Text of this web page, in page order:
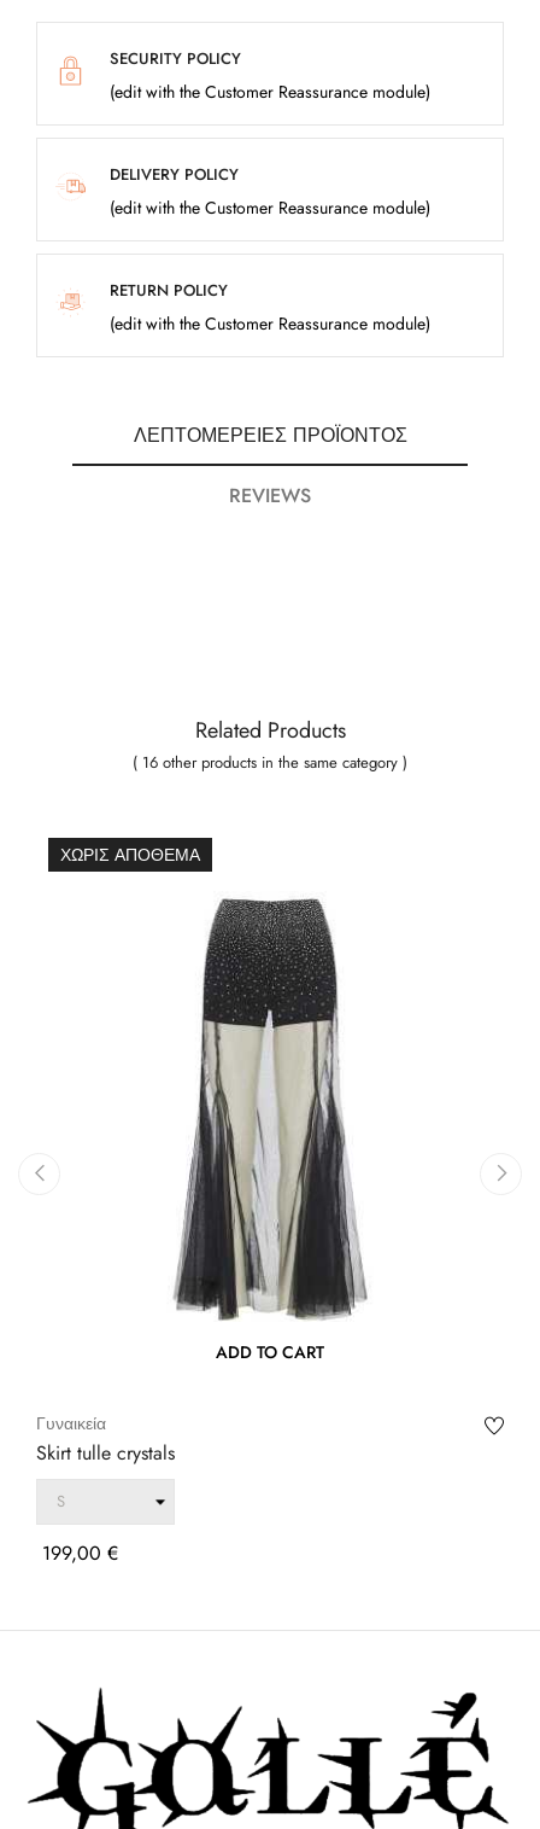
SECURITY POLICY
(edit with the Customer Reassurance module)
DELIVERY POLICY
(edit with the Customer Reassurance module)
RETURN POLICY
(edit with the Customer Reassurance module)
ΛΕΠΤΟΜΈΡΕΙΕΣ ΠΡΟΪΌΝΤΟΣ
REVIEWS
Related Products
( 16 other products in the same category )
ΧΩΡΊΣ ΑΠΌΘΕΜΑ
ADD TO CART
Γυναικεία
Skirt tulle crystals
Τιμή
199,00 €